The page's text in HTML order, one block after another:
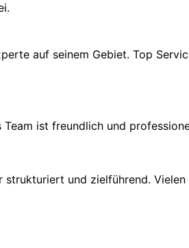
auf seinem Gebiet. Top
ist freundlich und
strukturiert und zielführend.